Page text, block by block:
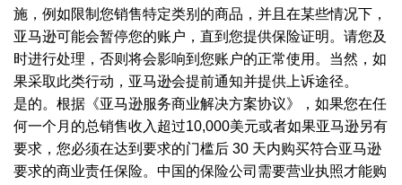
施，例如限制您销售特定类别的商品，并且在某些情况下，
亚马逊可能会暂停您的账户，直到您提供保险证明。请您及
时进行处理，否则将会影响到您账户的正常使用。当然，如
果采取此类行动，亚马逊会提前通知并提供上诉途径。
是的。根据《亚马逊服务商业解决方案协议》，如果您在任
何一个月的总销售收入超过10,000美元或者如果亚马逊另有
要求，您必须在达到要求的门槛后 30 天内购买符合亚马逊
要求的商业责任保险。中国的保险公司需要营业执照才能购